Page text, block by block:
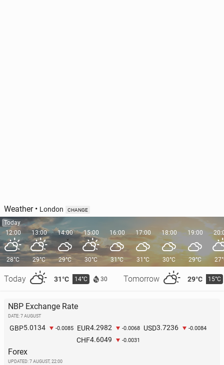
Weather• London CHANGE
Today
12:00
28°C
Today 31°C 14°C 30 Tomorrow 29°C 15°C
13:00
29°C
14:00
29°C
15:00
30°C
16:00
31°C
17:00
31°C
18:00
30°C
19:00
29°C
NBP Exchange Rate
DATE: 7 AUGUST
GBP5.0134 -0.0085 EUR4.2982 -0.0068 USD3.7236 -0.0084
CHF4.6049 -0.0031
Forex
UPDATED: 7 AUGUST, 22:00